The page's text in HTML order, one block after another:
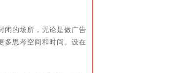
的场所，无论是做广告
多思考空间和时间。设在